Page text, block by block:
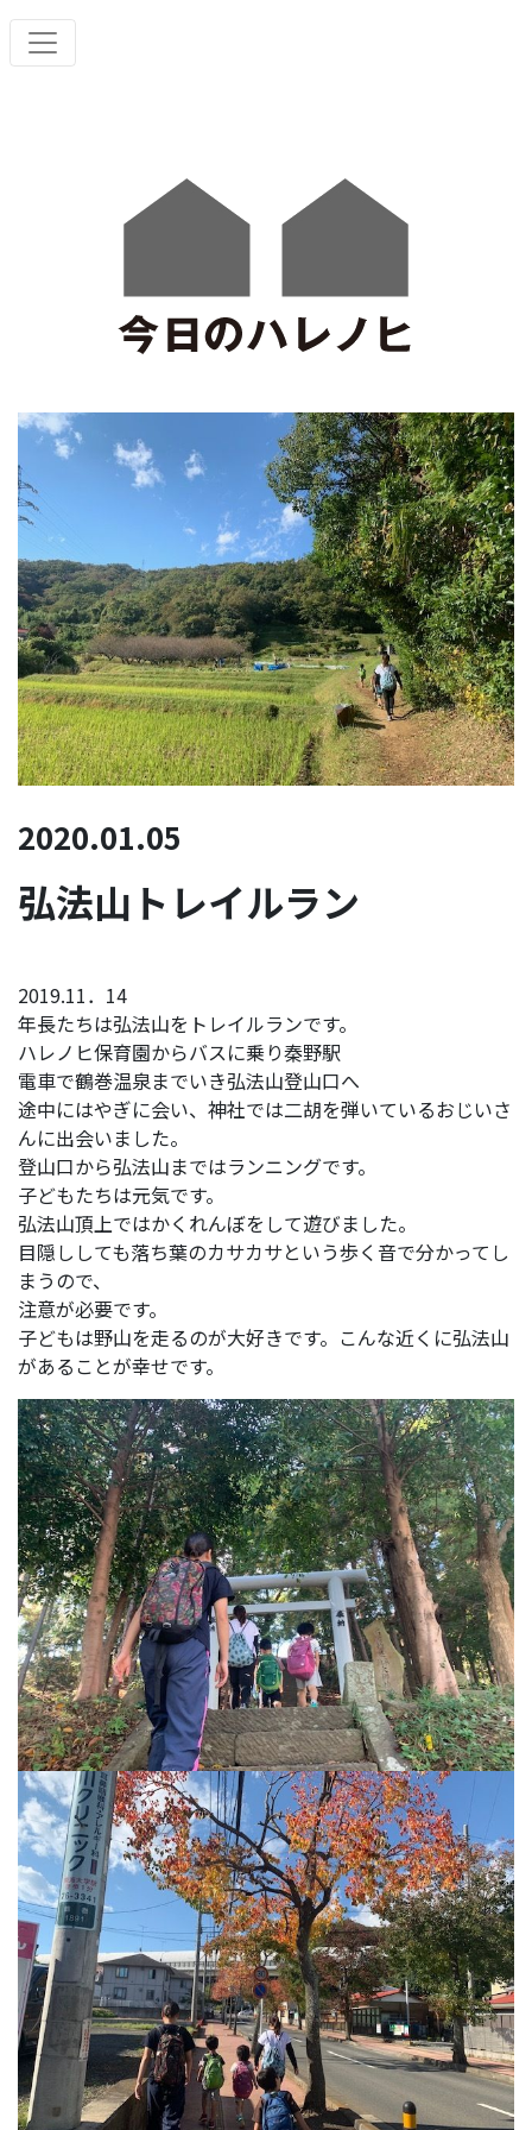
2020.01.05
弘法山トレイルラン
2019.11．14
年長たちは弘法山をトレイルランです。
ハレノヒ保育園からバスに乗り秦野駅
電車で鶴巻温泉までいき弘法山登山口へ
途中にはやぎに会い、神社では二胡を弾いているおじいさ
んに出会いました。
登山口から弘法山まではランニングです。
子どもたちは元気です。
弘法山頂上ではかくれんぼをして遊びました。
目隠ししても落ち葉のカサカサという歩く音で分かってし
まうので、
注意が必要です。
子どもは野山を走るのが大好きです。こんな近くに弘法山
があることが幸せです。